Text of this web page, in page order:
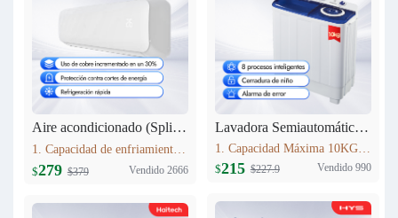
Aire acondicionado (Split) 12000 BTU Haitech HAC-12000CUCOCF
1. Capacidad de enfriamiento：12000BTU 2. 30% más de cobre que modelos estándar,Mayor conductividad térmica y durabilidad, rendimiento estable. 3. Nivel Ruido Bajo: 40 dB(A) 4. Alto de Volumen de Aire: 580 m3/h
$279 $379 Vendido 2666
Lavadora Semiautomática 10KG XPB100-1986
1. Capacidad Máxima 10KG 2. Panel de control: pantalla de seda 3. Lavado y centrifugadopor separado 4. Peso neto: 24.5kg 5. Dimensiones del producto:807mm*476mm*997 mm
$215 $227.9 Vendido 990